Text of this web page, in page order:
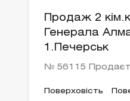
Продаж 2
Генерала
1.Печерськ
№ 56115
Поверховість